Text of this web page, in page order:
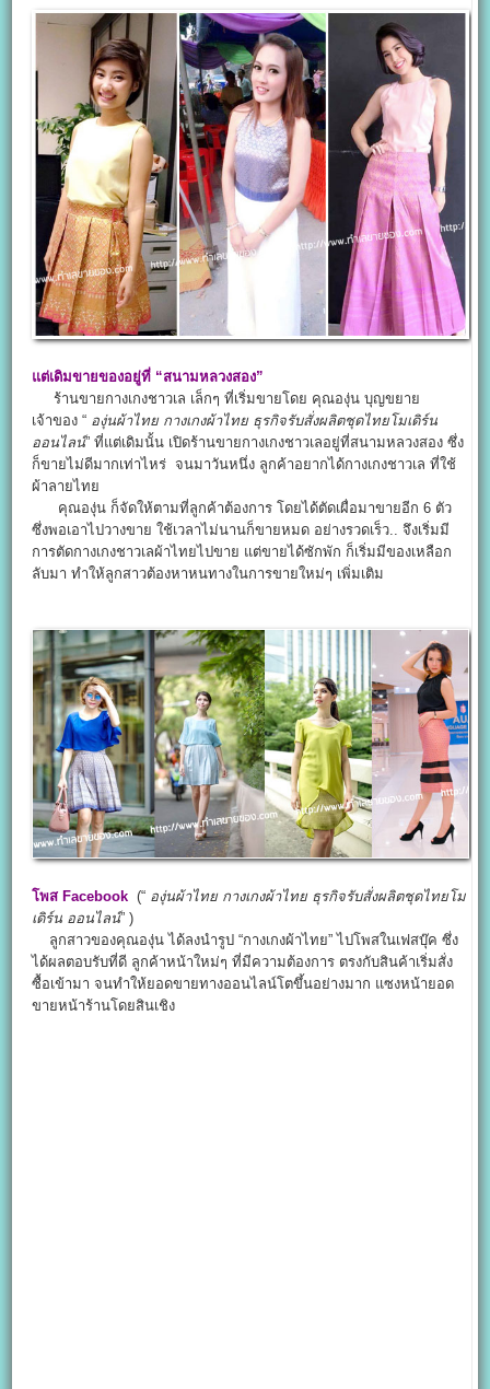
แต่เดิมขายของอยู่ที่ “สนามหลวงสอง”
ร้านขายกางเกงชาวเล เล็กๆ ที่เริ่มขายโดย คุณองุ่น บุญขยาย
เจ้าของ “ องุ่นผ้าไทย กางเกงผ้าไทย ธุรกิจรับสั่งผลิตชุดไทยโมเดิร์น
ออนไลน์” ที่แต่เดิมนั้น เปิดร้านขายกางเกงชาวเลอยู่ที่สนามหลวงสอง ซึ่ง
ก็ขายไม่ดีมากเท่าไหร่ จนมาวันหนึ่ง ลูกค้าอยากได้กางเกงชาวเล ที่ใช้
ผ้าลายไทย
คุณองุ่น ก็จัดให้ตามที่ลูกค้าต้องการ โดยได้ตัดเผื่อมาขายอีก 6 ตัว
ซึ่งพอเอาไปวางขาย ใช้เวลาไม่นานก็ขายหมด อย่างรวดเร็ว.. จึงเริ่มมี
การตัดกางเกงชาวเลผ้าไทยไปขาย แต่ขายได้ซักพัก ก็เริ่มมีของเหลือก
ลับมา ทำให้ลูกสาวต้องหาหนทางในการขายใหม่ๆ เพิ่มเติม
โพส Facebook (“ องุ่นผ้าไทย กางเกงผ้าไทย ธุรกิจรับสั่งผลิตชุดไทยโม
เดิร์น ออนไลน์” )
ลูกสาวของคุณองุ่น ได้ลงนำรูป “กางเกงผ้าไทย” ไปโพสในเฟสบุ๊ค ซึ่ง
ได้ผลตอบรับที่ดี ลูกค้าหน้าใหม่ๆ ที่มีความต้องการ ตรงกับสินค้าเริ่มสั่ง
ซื้อเข้ามา จนทำให้ยอดขายทางออนไลน์โตขึ้นอย่างมาก แซงหน้ายอด
ขายหน้าร้านโดยสินเชิง